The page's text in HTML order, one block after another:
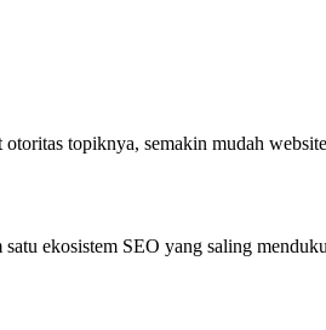
topiknya, semakin mudah
ekosistem SEO yang saling